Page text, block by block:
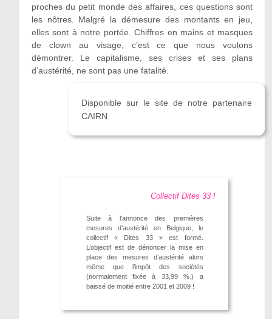
proches du petit monde des affaires, ces questions sont
les nôtres. Malgré la démesure des montants en jeu,
elles sont à notre portée. Chiffres en mains et masques
de clown au visage, c’est ce que nous voulons
démontrer. Le capitalisme, ses crises et ses plans
d’austérité, ne sont pas une fatalité.
Disponible sur le site de notre partenaire
CAIRN
Collectif Dites 33 !
Suite à l’annonce des premières
mesures d’austérité en Belgique, le
collectif « Dites 33 » est formé.
L’objectif est de dénoncer la mise en
place des mesures d’austérité alors
même que l’impôt des sociétés
(normalement fixée à 33,99 %.) a
baissé de moitié entre 2001 et 2009 !